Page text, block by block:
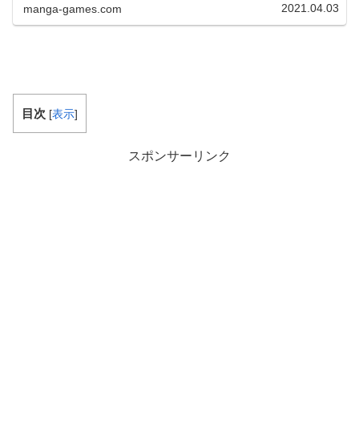
manga-games.com 2021.04.03
目次 [表示]
スポンサーリンク